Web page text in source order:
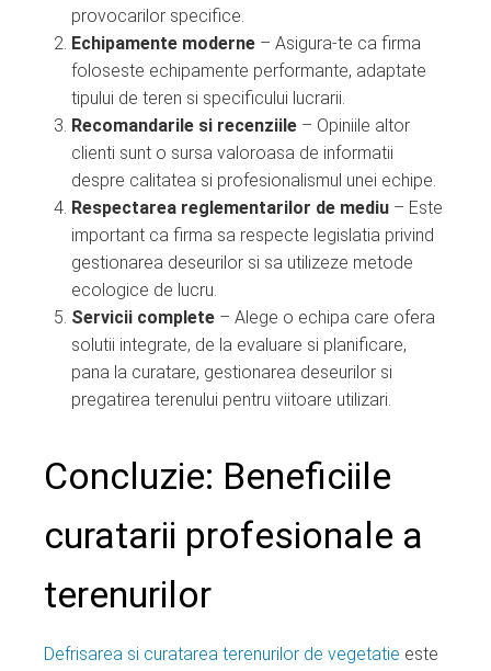
provocarilor specifice.
Echipamente moderne – Asigura-te ca firma
foloseste echipamente performante, adaptate
tipului de teren si specificului lucrarii.
Recomandarile si recenziile – Opiniile altor
clienti sunt o sursa valoroasa de informatii
despre calitatea si profesionalismul unei echipe.
Respectarea reglementarilor de mediu – Este
important ca firma sa respecte legislatia privind
gestionarea deseurilor si sa utilizeze metode
ecologice de lucru.
Servicii complete – Alege o echipa care ofera
solutii integrate, de la evaluare si planificare,
pana la curatare, gestionarea deseurilor si
pregatirea terenului pentru viitoare utilizari.
Concluzie: Beneficiile
curatarii profesionale a
terenurilor
Defrisarea si curatarea terenurilor de vegetatie este